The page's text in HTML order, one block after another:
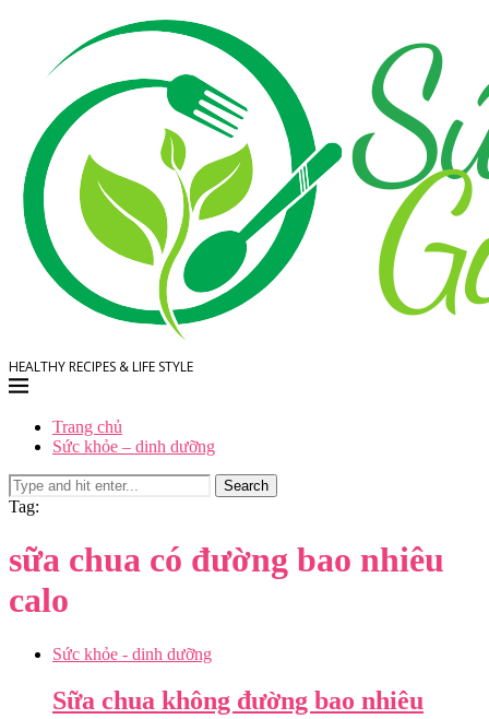
HEALTHY RECIPES & LIFE STYLE
Trang chủ
Sức khỏe – dinh dưỡng
Search
Tag:
sữa chua có đường bao nhiêu
calo
Sức khỏe - dinh dưỡng
Sữa chua không đường bao nhiêu